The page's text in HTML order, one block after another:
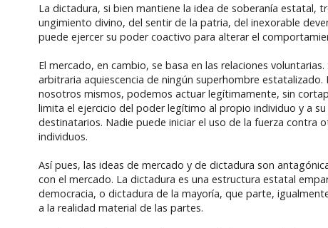
La dictadura, si bien mantiene la idea de soberanía estatal,
ungimiento divino, del sentir de la patria, del inexorable
puede ejercer su poder coactivo para alterar el
El mercado, en cambio, se basa en las relaciones
arbitraria aquiescencia de ningún superhombre
nosotros mismos, podemos actuar legítimamente, sin
limita el ejercicio del poder legítimo al propio individuo y a
destinatarios. Nadie puede iniciar el uso de la fuerza contra
individuos.
Así pues, las ideas de mercado y de dictadura son
con el mercado. La dictadura es una estructura estatal
democracia, o dictadura de la mayoría, que parte,
a la realidad material de las partes.